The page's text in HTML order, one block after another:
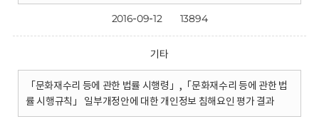
2016-09-12 13894
기타
「문화재수리 등에 관한 법률 시행령」,「문화재수리 등에 관한 법
률 시행규칙」 일부개정안에 대한 개인정보 침해요인 평가 결과